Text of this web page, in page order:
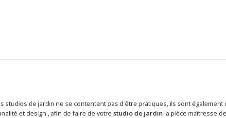
studios de jardin ne se contentent pas d'être pratiques, ils sont
et design , afin de faire de votre studio de jardin la pièce maîtresse